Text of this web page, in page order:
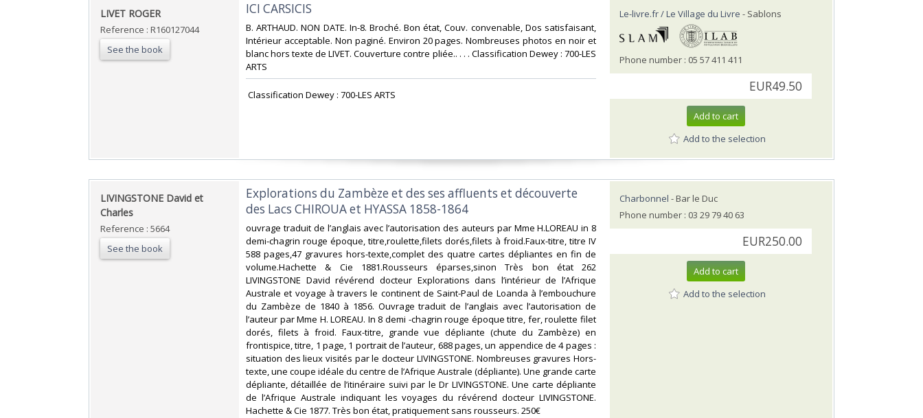
‎LIVET ROGER‎
Reference : R160127044
See the book
‎ICI CARSICIS‎
‎B. ARTHAUD. NON DATE. In-8. Broché. Bon état, Couv. convenable, Dos satisfaisant,
Intérieur acceptable. Non paginé. Environ 20 pages. Nombreuses photos en noir et
blanc hors texte de LIVET. Couverture contre pliée.. . . . Classification Dewey : 700-LES
ARTS‎
‎ Classification Dewey : 700-LES ARTS‎
Le-livre.fr / Le Village du Livre - Sablons
Phone number : 05 57 411 411
EUR49.50
Add to cart
Add to the selection
‎LIVINGSTONE David et
Charles ‎
Reference : 5664
See the book
‎Explorations du Zambèze et des ses affluents et découverte
des Lacs CHIROUA et HYASSA 1858-1864 ‎
‎ouvrage traduit de l’anglais avec l’autorisation des auteurs par Mme H.LOREAU in 8
demi-chagrin rouge époque, titre,roulette,filets dorés,filets à froid.Faux-titre, titre IV
588 pages,47 gravures hors-texte,complet des quatre cartes dépliantes en fin de
volume.Hachette & Cie 1881.Rousseurs éparses,sinon Très bon état 262
LIVINGSTONE David révérend docteur Explorations dans l’intérieur de l’Afrique
Australe et voyage à travers le continent de Saint-Paul de Loanda à l’embouchure
du Zambèze de 1840 à 1856. Ouvrage traduit de l’anglais avec l’autorisation de
l’auteur par Mme H. LOREAU. In 8 demi -chagrin rouge époque titre, fer, roulette filet
dorés, filets à froid. Faux-titre, grande vue dépliante (chute du Zambèze) en
frontispice, titre, 1 page, 1 portrait de l’auteur, 688 pages, un appendice de 4 pages :
situation des lieux visités par le docteur LIVINGSTONE. Nombreuses gravures Hors-
texte, une coupe idéale du centre de l’Afrique Australe (dépliante). Une grande carte
dépliante, détaillée de l’itinéraire suivi par le Dr LIVINGSTONE. Une carte dépliante
de l’Afrique Australe indiquant les voyages du révérend docteur LIVINGSTONE.
Hachette & Cie 1877. Très bon état, pratiquement sans rousseurs. 250€ ‎
Charbonnel - Bar le Duc
Phone number : 03 29 79 40 63
EUR250.00
Add to cart
Add to the selection